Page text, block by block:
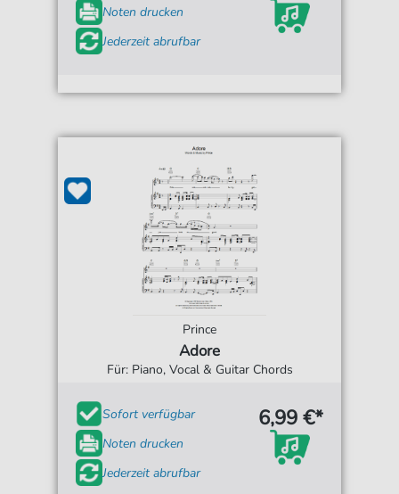
Noten drucken
Jederzeit abrufbar
Prince
Adore
Für: Piano, Vocal & Guitar Chords
Sofort verfügbar
Noten drucken
Jederzeit abrufbar
6,99 €*